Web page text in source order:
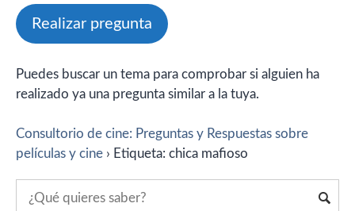
Realizar pregunta
Puedes buscar un tema para comprobar si alguien ha
realizado ya una pregunta similar a la tuya.
Consultorio de cine: Preguntas y Respuestas sobre
películas y cine › Etiqueta: chica mafioso